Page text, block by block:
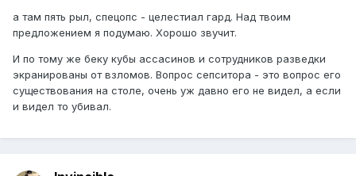
а там пять рыл, спецопс - целестиал гард. Над твоим
предложением я подумаю. Хорошо звучит.
И по тому же беку кубы ассасинов и сотрудников разведки
экранированы от взломов. Вопрос сепситора - это вопрос его
существования на столе, очень уж давно его не видел, а если
и видел то убивал.